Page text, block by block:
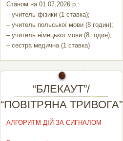
Станом на 01.07.2026 р.:
– учитель фізики (1 ставка);
– учитель польської мови (8 годин);
– учитель німецької мови (8 годин);
– сестра медична (1 ставка)
“БЛЕКАУТ”/
“ПОВІТРЯНА ТРИВОГА”
АЛГОРИТМ ДІЙ ЗА СИГНАЛОМ